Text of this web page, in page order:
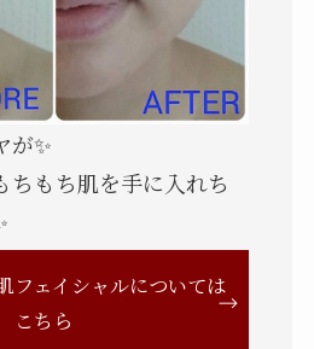
が✨
ちもち肌を手に入れち
フェイシャルについては
こちら